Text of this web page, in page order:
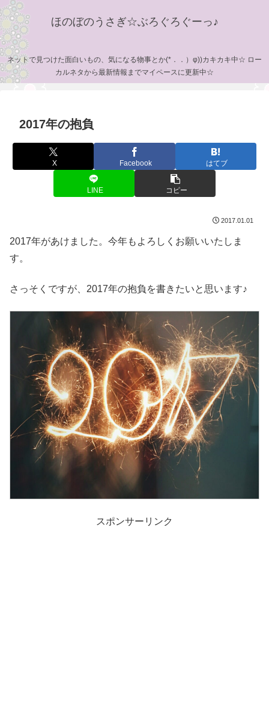
ほのぼのうさぎ☆ぶろぐろぐーっ♪
ネットで見つけた面白いもの、気になる物事とか(*．．）φ))カキカキ中☆ ロー
カルネタから最新情報までマイペースに更新中☆
2017年の抱負
X Facebook はてブ
LINE コピー
2017.01.01
2017年があけました。今年もよろしくお願いいたしま
す。
さっそくですが、2017年の抱負を書きたいと思います♪
スポンサーリンク